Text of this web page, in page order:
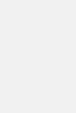
in forma di
Sua
di iscrizione
utenza
di iscrizione
e la
Il
in